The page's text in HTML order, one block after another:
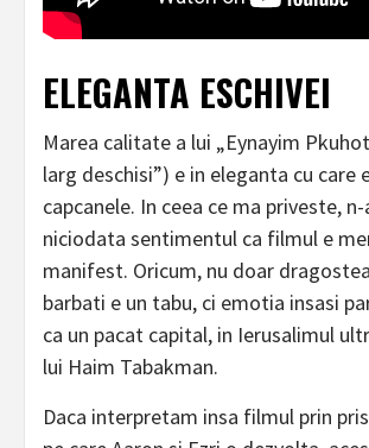
ELEGANTA ESCHIVEI
Marea calitate a lui „Eynayim
larg deschisi”) e in eleganta cu care
capcanele. In ceea ce ma priveste,
niciodata sentimentul ca filmul e
manifest. Oricum, nu doar
barbati e un tabu, ci emotia insasi
ca un pacat capital, in Ierusalimul
lui Haim Tabakman.
Daca interpretam insa filmul prin